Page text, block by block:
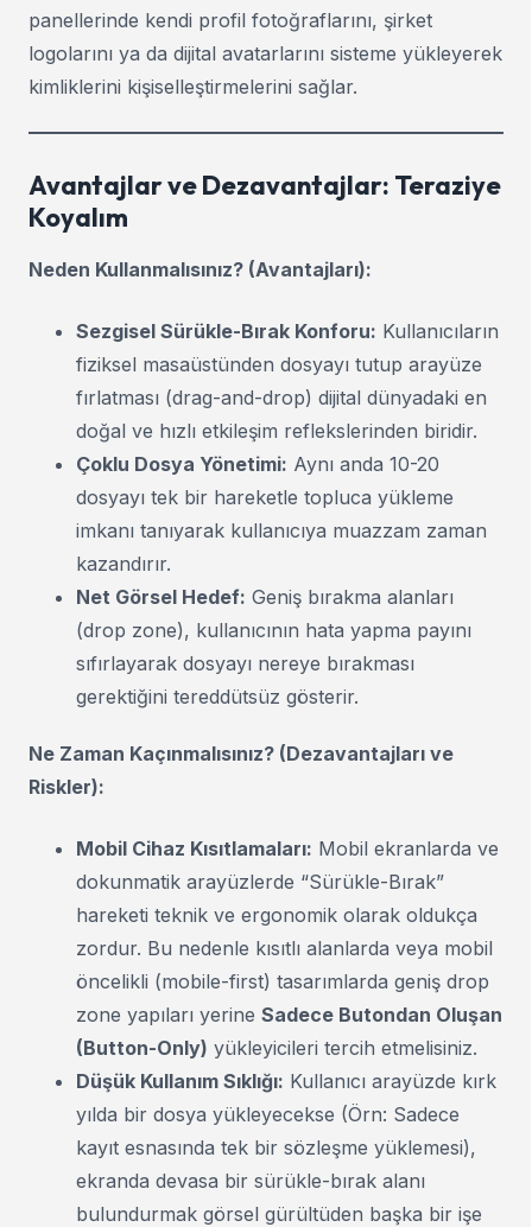
panellerinde kendi profil fotoğraflarını, şirket
logolarını ya da dijital avatarlarını sisteme yükleyerek
kimliklerini kişiselleştirmelerini sağlar.
Avantajlar ve Dezavantajlar: Teraziye
Koyalım
Neden Kullanmalısınız? (Avantajları):
Sezgisel Sürükle-Bırak Konforu: Kullanıcıların
fiziksel masaüstünden dosyayı tutup arayüze
fırlatması (drag-and-drop) dijital dünyadaki en
doğal ve hızlı etkileşim reflekslerinden biridir.
Çoklu Dosya Yönetimi: Aynı anda 10-20
dosyayı tek bir hareketle topluca yükleme
imkanı tanıyarak kullanıcıya muazzam zaman
kazandırır.
Net Görsel Hedef: Geniş bırakma alanları
(drop zone), kullanıcının hata yapma payını
sıfırlayarak dosyayı nereye bırakması
gerektiğini tereddütsüz gösterir.
Ne Zaman Kaçınmalısınız? (Dezavantajları ve
Riskler):
Mobil Cihaz Kısıtlamaları: Mobil ekranlarda ve
dokunmatik arayüzlerde “Sürükle-Bırak”
hareketi teknik ve ergonomik olarak oldukça
zordur. Bu nedenle kısıtlı alanlarda veya mobil
öncelikli (mobile-first) tasarımlarda geniş drop
zone yapıları yerine Sadece Butondan Oluşan
(Button-Only) yükleyicileri tercih etmelisiniz.
Düşük Kullanım Sıklığı: Kullanıcı arayüzde kırk
yılda bir dosya yükleyecekse (Örn: Sadece
kayıt esnasında tek bir sözleşme yüklemesi),
ekranda devasa bir sürükle-bırak alanı
bulundurmak görsel gürültüden başka bir işe